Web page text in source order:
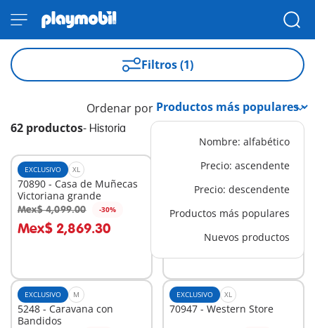
Filtros (1)
62 productos- Historia
Ordenar por
Nombre: alfabético
Precio: ascendente
Precio: descendente
Productos más populares
Nuevos productos
EXCLUSIVO XL
70890 - Casa de Muñecas
Victoriana grande
Mex$ 4,099.00 -30%
Mex$ 2,869.30
A la cesta
EXCLUSIVO XL
70955 - Medieval Museum
Mex$ 1,499.00 -30%
A la cesta
EXCLUSIVO M
5248 - Caravana con
Bandidos
EXCLUSIVO XL
70947 - Western Store